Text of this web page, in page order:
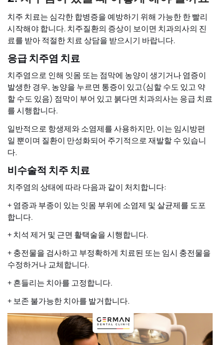
치주 치료는 심각한 합병증을 예방하기 위해 가능한 한 빨리
시작해야 합니다. 치주질환의 증상이 보이면 치과의사의 진
료를 받아 적절한 치료 상담을 받으시기 바랍니다.
응급 치주염 치료
치주염으로 인해 잇몸 또는 점막에 농양이 생기거나 염증이
발생한 경우, 농양을 누르면 통증이 있고(심할 수도 있고 약
할 수도 있음) 점막이 부어 있고 붉다면 치과의사는 응급 치료
를 시행합니다.
일반적으로 항생제와 소염제를 사용하지만, 이는 임시방편
일 뿐이며 질환이 만성화되어 주기적으로 재발할 수 있습니
다.
비수술적 치주 치료
치주염의 상태에 따라 다음과 같이 처치합니다:
+ 염증과 부종이 있는 잇몸 부위에 소염제 및 살균제를 도포
합니다.
+ 치석 제거 및 근면 활택술을 시행합니다.
+ 충전물을 검사하고 부정확하게 치료된 또는 임시 충전물을
수정하거나 교체합니다.
+ 흔들리는 치아를 고정합니다.
+ 보존 불가능한 치아를 발거합니다.